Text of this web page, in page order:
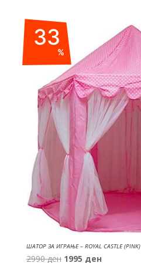
33
%
ШАТОР ЗА ИГРАЊЕ – ROYAL CASTLE (PINK)
2990ден Original
1995 денCurrent